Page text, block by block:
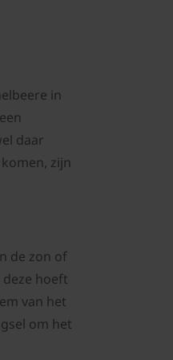
in
daar
zijn
de zon of
hoeft
van het
om het